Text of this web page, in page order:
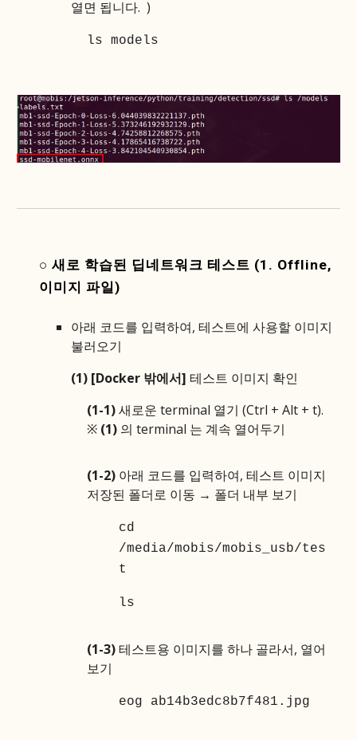
열면 됩니다. )
ls models
○ 새로 학습된 딥네트워크 테스트 (1. Offline,
이미지 파일)
아래 코드를 입력하여, 테스트에 사용할 이미지
불러오기
(1) [Docker 밖에서]테스트 이미지 확인
(1-1)새로운 terminal 열기 (Ctrl + Alt + t).
※ (1) 의 terminal 는 계속 열어두기
(1-2) 아래 코드를 입력하여, 테스트 이미지
저장된 폴더로 이동 → 폴더 내부 보기
cd
/media/mobis/mobis_usb/tes
t
ls
(1-3)테스트용 이미지를 하나 골라서, 열어
보기
eog ab14b3edc8b7f481.jpg